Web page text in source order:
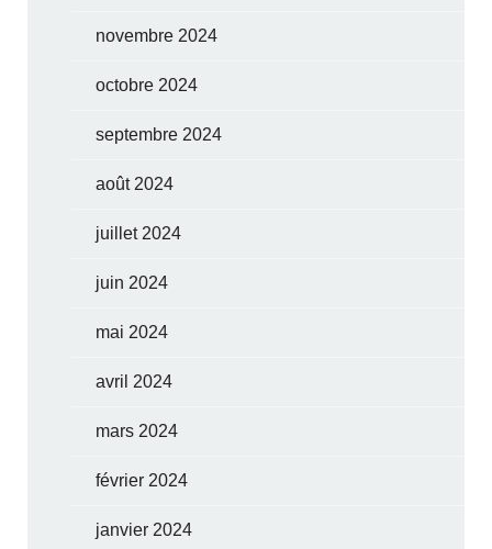
novembre 2024
octobre 2024
septembre 2024
août 2024
juillet 2024
juin 2024
mai 2024
avril 2024
mars 2024
février 2024
janvier 2024